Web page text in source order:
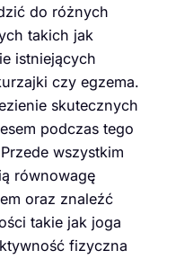
do różnych
takich jak
istniejących
czy egzema.
skutecznych
podczas tego
wszystkim
równowagę
oraz znaleźć
takie jak joga
fizyczna